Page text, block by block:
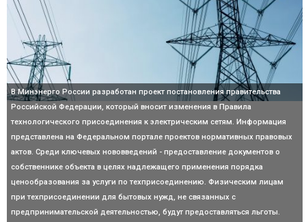
В Минэнерго России разработан проект постановления правительства
Российской Федерации, который вносит изменения в Правила
технологического присоединения к электрическим сетям. Информация
представлена на Федеральном портале проектов нормативных правовых
актов. Среди ключевых нововведений - предоставление документов о
собственнике объекта в целях надлежащего применения порядка
ценообразования за услуги по техприсоединению. Физическим лицам
при техприсоединении для бытовых нужд, не связанных с
предпринимательской деятельностью, будут предоставляться льготы.